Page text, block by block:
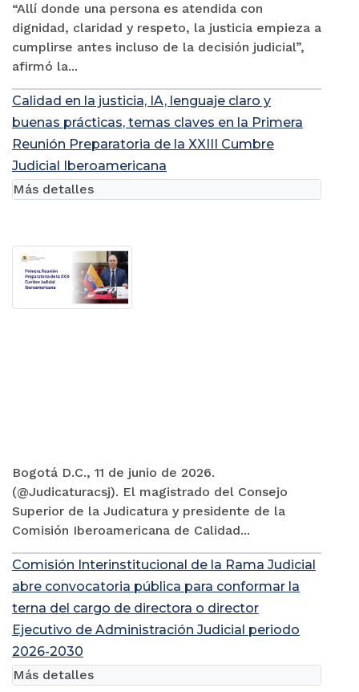
“Allí donde una persona es atendida con
dignidad, claridad y respeto, la justicia empieza a
cumplirse antes incluso de la decisión judicial”,
afirmó la...
Calidad en la justicia, IA, lenguaje claro y
buenas prácticas, temas claves en la Primera
Reunión Preparatoria de la XXIII Cumbre
Judicial Iberoamericana
Bogotá D.C., 11 de junio de 2026.
(@Judicaturacsj). El magistrado del Consejo
Superior de la Judicatura y presidente de la
Comisión Iberoamericana de Calidad...
Más detalles
Comisión Interinstitucional de la Rama Judicial
abre convocatoria pública para conformar la
terna del cargo de directora o director
Ejecutivo de Administración Judicial periodo
2026-2030
Más detalles